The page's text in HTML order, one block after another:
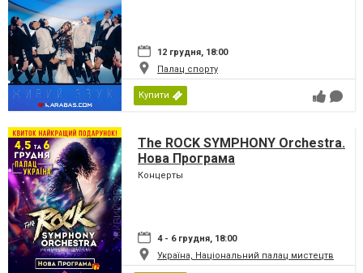
12 грудня, 18:00
Палац спорту
Купити
The ROCK SYMPHONY Orchestra.
Нова Програма
Концерты
4 - 6 грудня, 18:00
Україна, Національний палац мистецтв